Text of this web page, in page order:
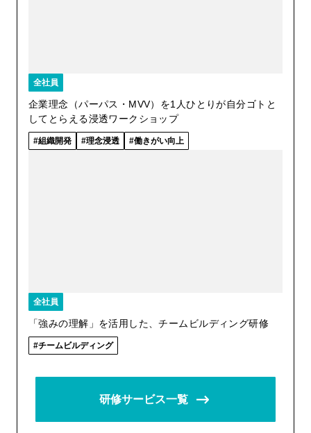
全社員
企業理念（パーパス・MVV）を1人ひとりが自分ゴトと
してとらえる浸透ワークショップ
組織開発 理念浸透 働きがい向上
全社員
「強みの理解」を活用した、チームビルディング研修
チームビルディング
研修サービス一覧